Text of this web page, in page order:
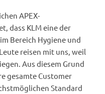
APEX-
dass KLM eine der
Bereich Hygiene und
reisen mit uns, weil
Aus diesem Grund
gesamte Customer
Standard